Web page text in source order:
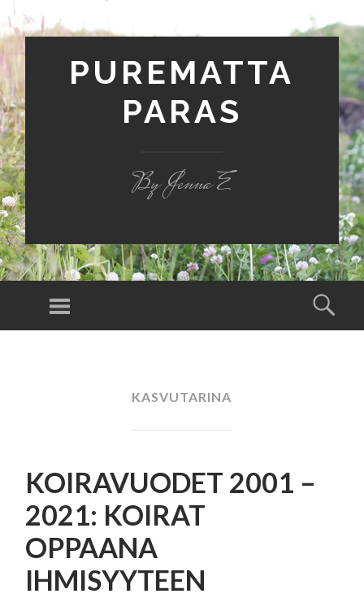
PUREMATTA
PARAS
By Jenna E
Valikko
KASVUTARINA
KOIRAVUODET 2001 –
2021: KOIRAT
OPPAANA
IHMISYYTEEN